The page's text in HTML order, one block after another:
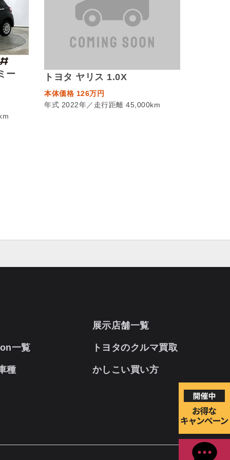
ー トヨタ ヤリス 1.0X
本体価格 126万円
年式 2022年／走行距離 45,000km
展示店舗一覧
トヨタのクルマ買取
かしこい買い方
一覧
種